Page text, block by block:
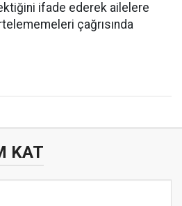
ifade ederek ailelere
çağrısında
KAT